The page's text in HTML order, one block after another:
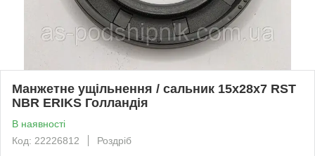
Манжетне ущільнення / сальник 15x28x7 RST
NBR ERIKS Голландія
В наявності
Код: 22226812
Роздріб